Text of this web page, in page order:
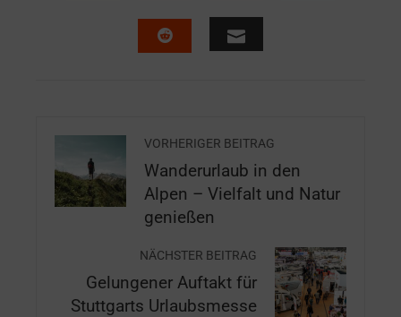
VORHERIGER BEITRAG
Wanderurlaub in den
Alpen – Vielfalt und Natur
genießen
NÄCHSTER BEITRAG
Gelungener Auftakt für
Stuttgarts Urlaubsmesse